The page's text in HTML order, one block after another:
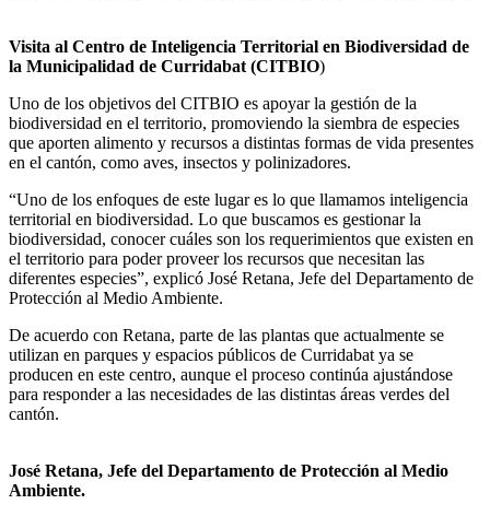
Visita al Centro de Inteligencia Territorial en Biodiversidad de
la Municipalidad de Curridabat (CITBIO)
Uno de los objetivos del CITBIO es apoyar la gestión de la
biodiversidad en el territorio, promoviendo la siembra de especies
que aporten alimento y recursos a distintas formas de vida presentes
en el cantón, como aves, insectos y polinizadores.
“Uno de los enfoques de este lugar es lo que llamamos inteligencia
territorial en biodiversidad. Lo que buscamos es gestionar la
biodiversidad, conocer cuáles son los requerimientos que existen en
el territorio para poder proveer los recursos que necesitan las
diferentes especies”, explicó José Retana, Jefe del Departamento de
Protección al Medio Ambiente.
De acuerdo con Retana, parte de las plantas que actualmente se
utilizan en parques y espacios públicos de Curridabat ya se
producen en este centro, aunque el proceso continúa ajustándose
para responder a las necesidades de las distintas áreas verdes del
cantón.
José Retana, Jefe del Departamento de Protección al Medio
Ambiente.